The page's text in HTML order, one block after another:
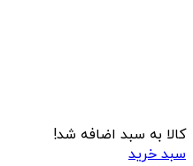
کالا به سبد اضافه شد!
سبد خرید